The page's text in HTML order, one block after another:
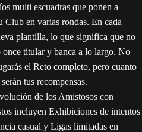
multi escuadras que ponen a
Club en varias rondas. En cada
plantilla, lo que significa que no
titular y banca a lo largo. No
el Reto completo, pero cuanto
tus recompensas.
de los Amistosos con
incluyen Exhibiciones de intentos
casual y Ligas limitadas en